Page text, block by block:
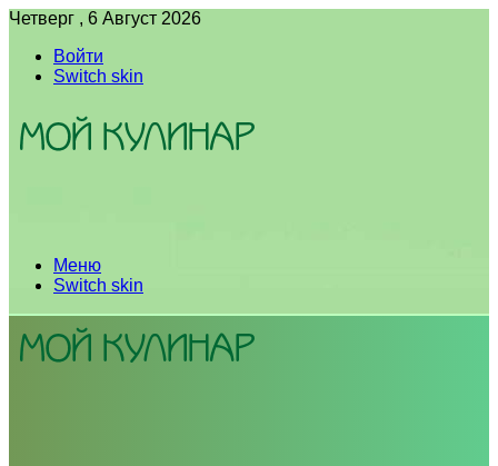
Четверг , 6 Август 2026
Войти
Switch skin
Меню
Switch skin